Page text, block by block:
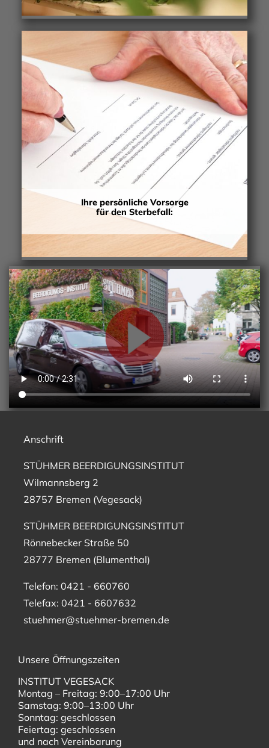
Ihre persönliche Vorsorge
für den Sterbefall:
Anschrift
STÜHMER BEERDIGUNGSINSTITUT
Wilmannsberg 2
28757 Bremen (Vegesack)
STÜHMER BEERDIGUNGSINSTITUT
Rönnebecker Straße 50
28777 Bremen (Blumenthal)
Telefon: 0421 - 660760
Telefax: 0421 - 6607632
stuehmer@stuehmer-bremen.de
Unsere Öffnungszeiten
INSTITUT VEGESACK
Montag – Freitag: 9:00–17:00 Uhr
Samstag: 9:00–13:00 Uhr
Sonntag: geschlossen
Feiertag: geschlossen
und nach Vereinbarung